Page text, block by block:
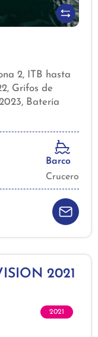
2, ITB hasta
Grifos de
Batería
2 x 680
(acero) 2022,
ancla
16 Kg,
+ Exterior,
Calentador
Bomba
Luces
Dos
jacks (2023),
Funda piel
Barco
Crucero
2021
2021